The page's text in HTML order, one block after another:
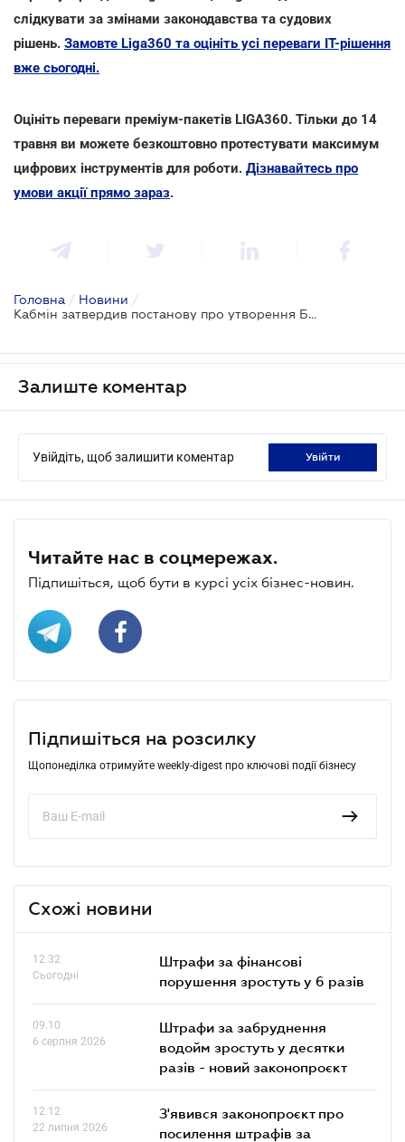
слідкувати за змінами законодавства та судових
рішень. Замовте Liga360 та оцініть усі переваги ІТ-рішення
вже сьогодні.
Оцініть переваги преміум-пакетів LIGA360. Тільки до 14
травня ви можете безкоштовно протестувати максимум
цифрових інструментів для роботи. Дізнавайтесь про
умови акції прямо зараз.
Головна / Новини /
Кабмін затвердив постанову про утворення Бюро економічної безпеки
Залиште коментар
Увійдіть, щоб залишити коментар увійти
Читайте нас в соцмережах.
Підпишіться, щоб бути в курсі усіх бізнес-новин.
Підпишіться на розсилку
Щопонеділка отримуйте weekly-digest про ключові події бізнесу
Схожі новини
12.32
Сьогодні
Штрафи за фінансові
порушення зростуть у 6 разів
09.10
6 серпня 2026
Штрафи за забруднення
водойм зростуть у десятки
разів - новий законопроєкт
12.12
22 липня 2026
З'явився законопроєкт про
посилення штрафів за